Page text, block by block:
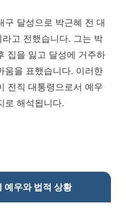
구 달성으로 박근혜 전 대
고 전했습니다. 그는 박
집을 잃고 달성에 거주하
움을 표했습니다. 이러한
전직 대통령으로서 예우
로 해석됩니다.
예우와 법적 상황